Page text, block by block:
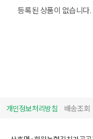
등록된 상품이 없습니다.
개인정보처리방침 배송조회